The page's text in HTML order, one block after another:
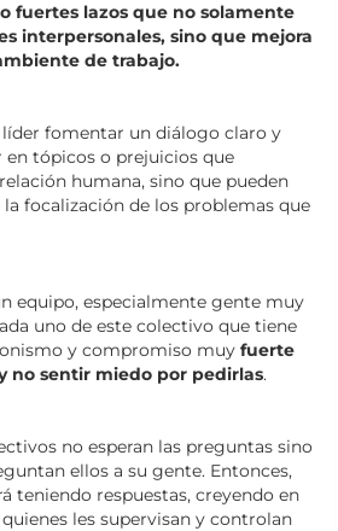
fuertes lazos que no solamente
interpersonales, sino que mejora
de trabajo.
fomentar un diálogo claro y
tópicos o prejuicios que
humana, sino que pueden
focalización de los problemas que
equipo, especialmente gente muy
uno de este colectivo que tiene
y compromiso muy fuerte
no sentir miedo por pedirlas.
no esperan las preguntas sino
ellos a su gente. Entonces,
teniendo respuestas, creyendo en
les supervisan y controlan